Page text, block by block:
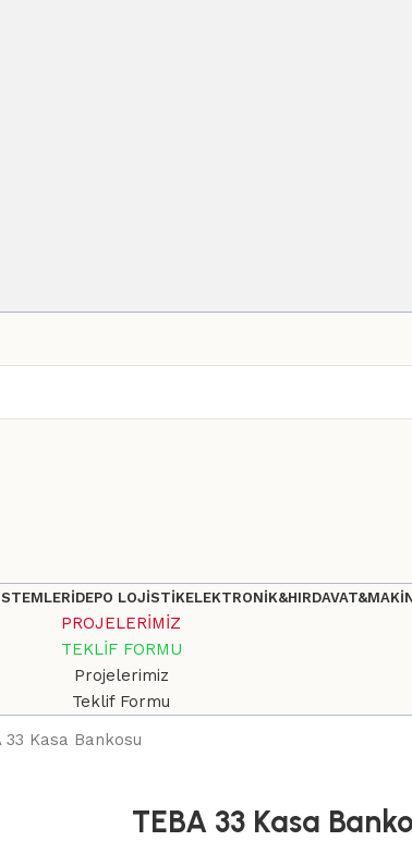
DEPO LOJİSTİK
PROJELERİMİZ
TEKLİF FORMU
Projelerimiz
Teklif Formu
33 Kasa Bankosu
TEBA 33 Kasa